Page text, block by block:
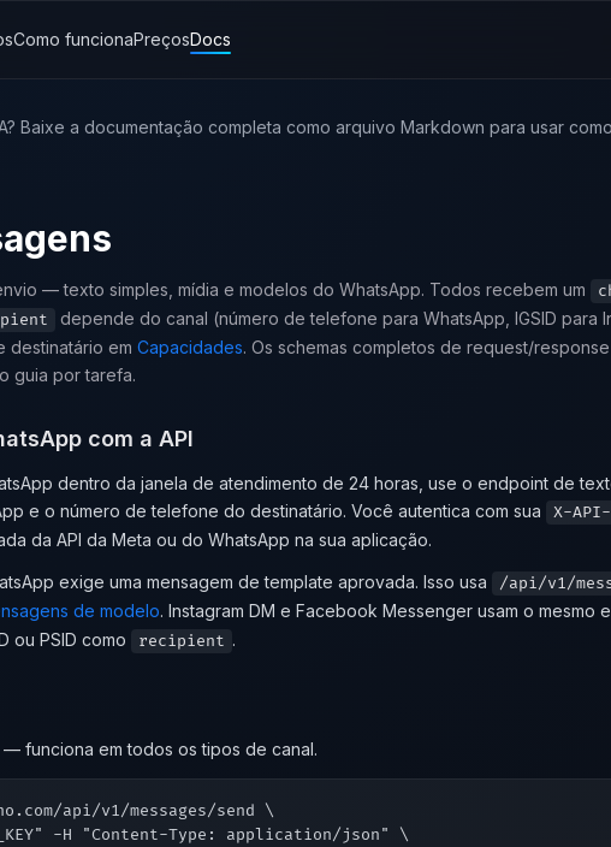
Como funcionaPreçosDocs
Baixe a documentação completa como arquivo Markdown para usar
— texto simples, mídia e modelos do WhatsApp. Todos recebem um
depende do canal (número de telefone para WhatsApp, IGSID para
em Capacidades. Os schemas completos de request/
guia por tarefa.
com a API
dentro da janela de atendimento de 24 horas, use o endpoint de
e o número de telefone do destinatário. Você autentica com sua X-API-
da API da Meta ou do WhatsApp na sua aplicação.
exige uma mensagem de template aprovada. Isso usa
/api/v1/
de modelo. Instagram DM e Facebook Messenger usam o mesmo
ou PSID como
recipient .
— funciona em todos os tipos de canal.
api/v1/messages/send \
-H "Content-Type: application/json" \